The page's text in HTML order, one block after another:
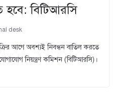
হবে: বিটিআরসি
desk
আগে অবশ্যই নিবন্ধন বাতিল করতে
নিয়ন্ত্রণ কমিশন (বিটিআরসি)।